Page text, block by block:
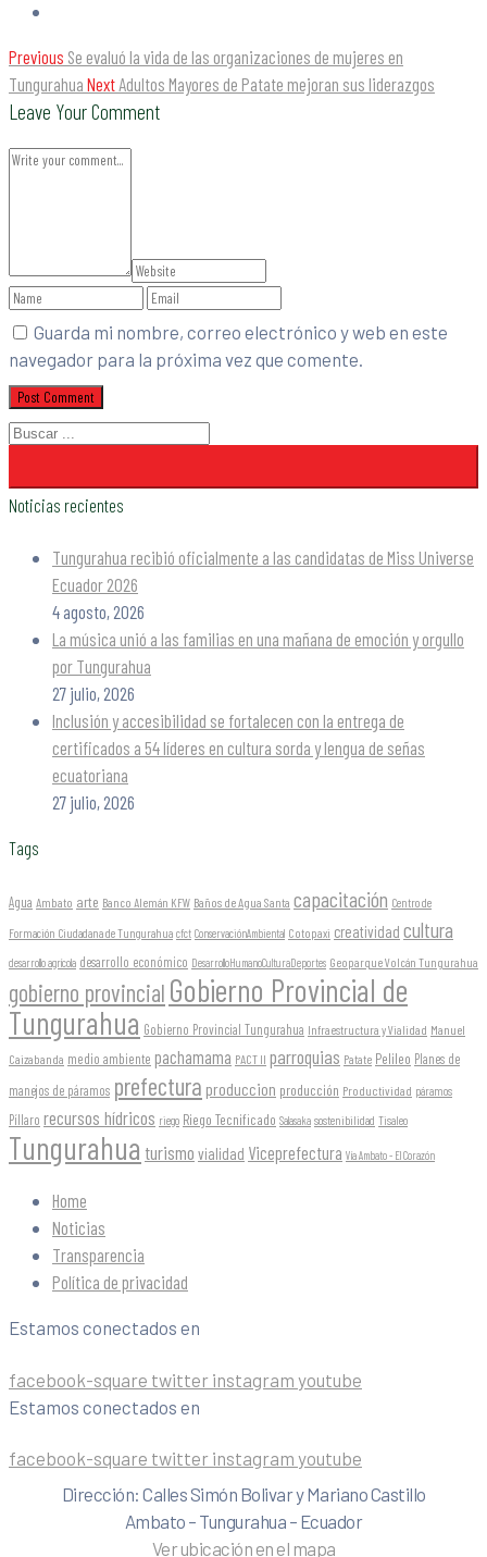
Previous Se evaluó la vida de las organizaciones de mujeres en
Tungurahua NextAdultos Mayores de Patate mejoran sus liderazgos
Leave Your Comment
Guarda mi nombre, correo electrónico y web en este
navegador para la próxima vez que comente.
Noticias recientes
Tungurahua recibió oficialmente a las candidatas de Miss Universe
Ecuador 2026
4 agosto, 2026
La música unió a las familias en una mañana de emoción y orgullo
por Tungurahua
27 julio, 2026
Inclusión y accesibilidad se fortalecen con la entrega de
certificados a 54 líderes en cultura sorda y lengua de señas
ecuatoriana
27 julio, 2026
Tags
Agua Ambato arte Banco Alemán KFW Baños de Agua Santa capacitación Centro de
Formación Ciudadana de Tungurahua cfct ConservaciónAmbiental Cotopaxi creatividad cultura
desarrollo agrícola desarrollo económico DesarrolloHumanoCulturaDeportes Geoparque Volcán Tungurahua
gobierno provincial Gobierno Provincial de
Tungurahua Gobierno Provincial Tungurahua Infraestructura y Vialidad Manuel
Caizabanda medio ambiente pachamama PACT II parroquias Patate Pelileo Planes de
manejos de páramos prefectura produccion producción Productividad páramos
Píllaro recursos hídricos riego Riego Tecnificado Salasaka sostenibilidad Tisaleo
Tungurahua turismo vialidad Viceprefectura Vía Ambato - El Corazón
Home
Noticias
Transparencia
Política de privacidad
Estamos conectados en
facebook-square twitter instagram youtube
Estamos conectados en
facebook-square twitter instagram youtube
Dirección: Calles Simón Bolivar y Mariano Castillo
Ambato – Tungurahua – Ecuador
Ver ubicación en el mapa